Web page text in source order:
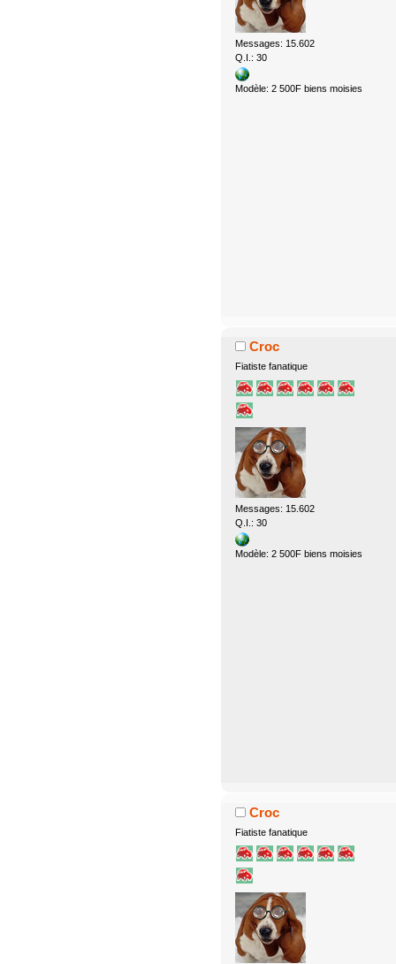
Messages: 15.602
Q.I.: 30
Modèle: 2 500F biens moisies
Croc
Fiatiste fanatique
Messages: 15.602
Q.I.: 30
Modèle: 2 500F biens moisies
Croc
Fiatiste fanatique